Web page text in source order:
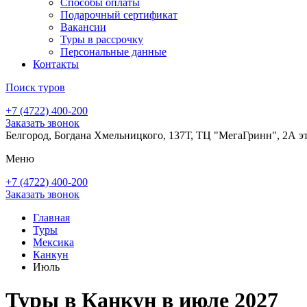
Подарочный сертификат
Вакансии
Туры в рассрочку
Персональные данные
Контакты
Поиск туров
+7 (4722) 400-200
Заказать звонок
Белгород, Богдана Хмельницкого, 137Т, ТЦ "МегаГринн", 2А
Меню
+7 (4722) 400-200
Заказать звонок
Главная
Туры
Мексика
Канкун
Июль
Туры в Канкун в июле 2027